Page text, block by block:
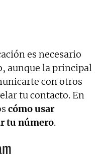
es necesario
aunque la principal
con otros
tu contacto. En
cómo usar
tu número.